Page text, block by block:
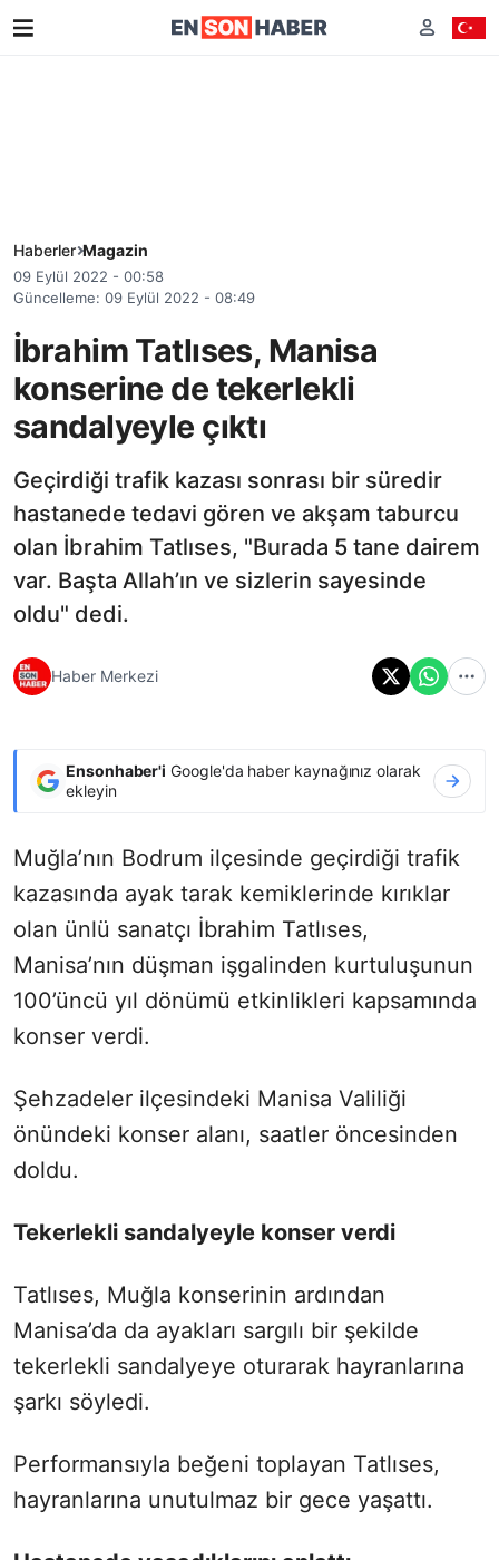
Haberler Magazin
09 Eylül 2022 - 00:58
Güncelleme: 09 Eylül 2022 - 08:49
İbrahim Tatlıses, Manisa
konserine de tekerlekli
sandalyeyle çıktı
Geçirdiği trafik kazası sonrası bir süredir
hastanede tedavi gören ve akşam taburcu
olan İbrahim Tatlıses, "Burada 5 tane dairem
var. Başta Allah’ın ve sizlerin sayesinde
oldu" dedi.
Haber Merkezi
Ensonhaber'i Google'da haber kaynağınız olarak
ekleyin
Muğla’nın Bodrum ilçesinde geçirdiği trafik
kazasında ayak tarak kemiklerinde kırıklar
olan ünlü sanatçı İbrahim Tatlıses,
Manisa’nın düşman işgalinden kurtuluşunun
100’üncü yıl dönümü etkinlikleri kapsamında
konser verdi.
Şehzadeler ilçesindeki Manisa Valiliği
önündeki konser alanı, saatler öncesinden
doldu.
Tekerlekli sandalyeyle konser verdi
Tatlıses, Muğla konserinin ardından
Manisa’da da ayakları sargılı bir şekilde
tekerlekli sandalyeye oturarak hayranlarına
şarkı söyledi.
Performansıyla beğeni toplayan Tatlıses,
hayranlarına unutulmaz bir gece yaşattı.